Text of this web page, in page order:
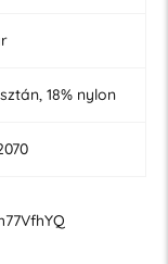
18% nylon